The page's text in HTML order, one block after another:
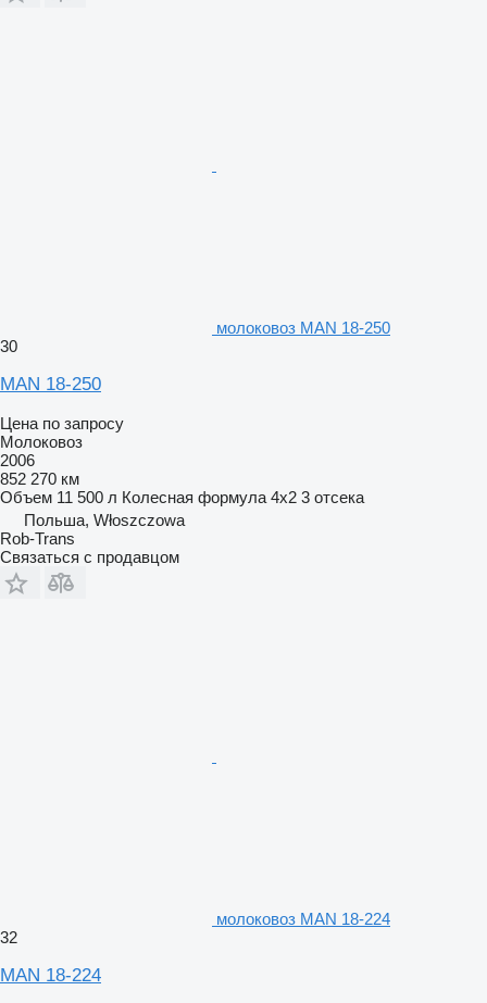
молоковоз MAN 18-250
30
MAN 18-250
Цена по запросу
Молоковоз
2006
852 270 км
Объем 11 500 л Колесная формула 4x2 3 отсека
Польша, Włoszczowa
Rob-Trans
Связаться с продавцом
молоковоз MAN 18-224
32
MAN 18-224